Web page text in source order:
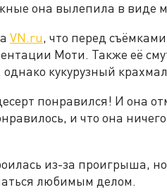
она вылепила в виде
VN.ru, что перед
Моти. Также её
кукурузный
понравился! И она
и что она
из-за проигрыша,
любимым делом.